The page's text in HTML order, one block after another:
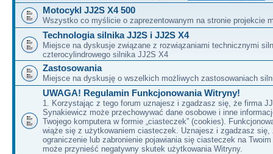
Motocykl JJ2S X4 500
Wszystko co myślicie o zaprezentowanym na stronie projekcie
Technologia silnika JJ2S i JJ2S X4
Miejsce na dyskusje związane z rozwiązaniami technicznymi
czterocylindrowego silnika JJ2S X4
Zastosowania
Miejsce na dyskusję o wszelkich możliwych zastosowaniach
UWAGA! Regulamin Funkcjonowania Witryny!
1. Korzystając z tego forum uznajesz i zgadzasz się, że firma
Synakiewicz może przechowywać dane osobowe i inne
Twojego komputera w formie „ciasteczek” (cookies).
wiąże się z użytkowaniem ciasteczek. Uznajesz i zgadzasz się,
ograniczenie lub zabronienie pojawiania się ciasteczek na
może przynieść negatywny skutek użytkowania Witryny.